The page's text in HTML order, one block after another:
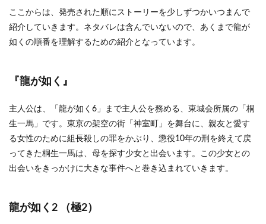
如く0
の場
所
龍が
如く6
詩。
2.8
龍が
如く7
光と
闇の
龍が
ここからは、発売された順にストーリーを少しずつかいつまんで
紹介していきます。ネタバレは含んでいないので、あくまで龍が
如くの順番を理解するための紹介となっています。
『龍が如く』
主人公は、「龍が如く6」まで主人公を務める、東城会所属の「桐
生一馬」です。東京の架空の街「神室町」を舞台に、親友と愛す
る女性のために組長殺しの罪をかぶり、懲役10年の刑を終えて戻
ってきた桐生一馬は、母を探す少女と出会います。この少女との
出会いをきっかけに大きな事件へと巻き込まれていきます。
龍が如く2 （極2）